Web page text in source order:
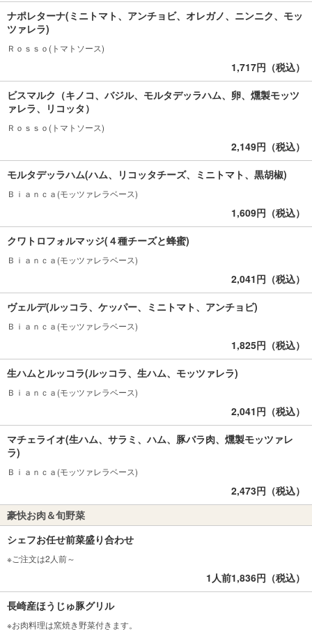
ナポレターナ(ミニトマト、アンチョビ、オレガノ、ニンニク、モッ
ツァレラ)
Ｒｏｓｓｏ(トマトソース)
1,717円（税込）
ビスマルク（キノコ、バジル、モルタデッラハム、卵、燻製モッツ
ァレラ、リコッタ）
Ｒｏｓｓｏ(トマトソース)
2,149円（税込）
モルタデッラハム(ハム、リコッタチーズ、ミニトマト、黒胡椒)
Ｂｉａｎｃａ(モッツァレラベース)
1,609円（税込）
クワトロフォルマッジ(４種チーズと蜂蜜)
Ｂｉａｎｃａ(モッツァレラベース)
2,041円（税込）
ヴェルデ(ルッコラ、ケッパー、ミニトマト、アンチョビ)
Ｂｉａｎｃａ(モッツァレラベース)
1,825円（税込）
生ハムとルッコラ(ルッコラ、生ハム、モッツァレラ)
Ｂｉａｎｃａ(モッツァレラベース)
2,041円（税込）
マチェライオ(生ハム、サラミ、ハム、豚バラ肉、燻製モッツァレ
ラ)
Ｂｉａｎｃａ(モッツァレラベース)
2,473円（税込）
豪快お肉＆旬野菜
シェフお任せ前菜盛り合わせ
※ご注文は2人前～
1人前1,836円（税込）
長崎産ほうじゅ豚グリル
※お肉料理は窯焼き野菜付きます。